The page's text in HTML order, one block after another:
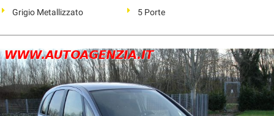
Grigio Metallizzato
5 Porte